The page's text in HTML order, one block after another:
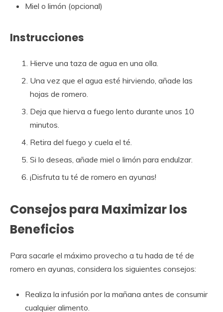
Miel o limón (opcional)
Instrucciones
Hierve una taza de agua en una olla.
Una vez que el agua esté hirviendo, añade las
hojas de romero.
Deja que hierva a fuego lento durante unos 10
minutos.
Retira del fuego y cuela el té.
Si lo deseas, añade miel o limón para endulzar.
¡Disfruta tu té de romero en ayunas!
Consejos para Maximizar los
Beneficios
Para sacarle el máximo provecho a tu hada de té de
romero en ayunas, considera los siguientes consejos:
Realiza la infusión por la mañana antes de consumir
cualquier alimento.